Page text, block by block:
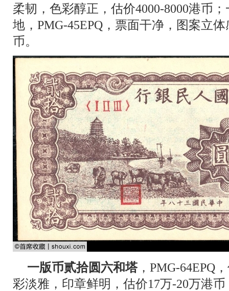
柔韧，色彩醇正，估价4000-8000港币
地，PMG-45EPQ，票面干净，图案立
币。
一版币贰拾圆六和塔，PMG-64EPQ
彩淡雅，印章鲜明，估价17万-20万港